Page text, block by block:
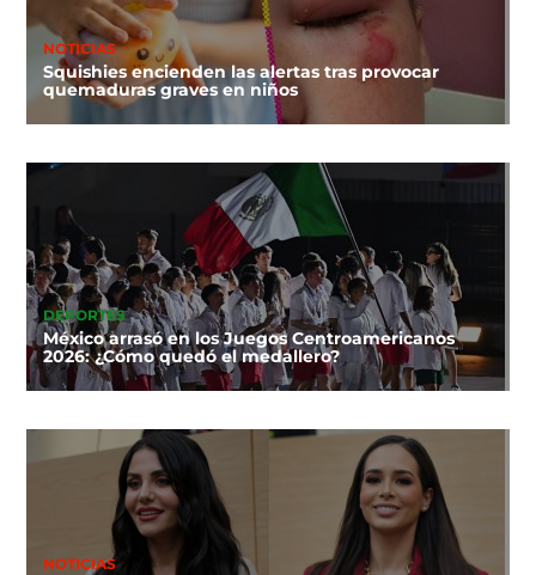
NOTICIAS
Squishies encienden las alertas tras provocar
quemaduras graves en niños
DEPORTES
México arrasó en los Juegos Centroamericanos
2026: ¿Cómo quedó el medallero?
NOTICIAS